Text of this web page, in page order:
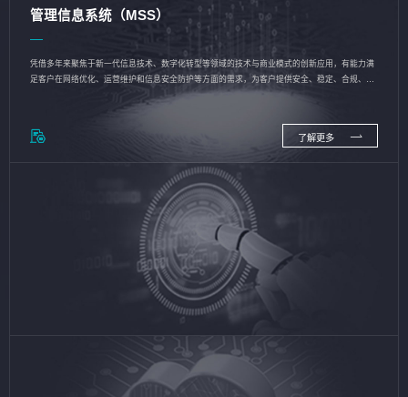
管理信息系统（MSS）
凭借多年来聚焦于新一代信息技术、数字化转型等领域的技术与商业模式的创新应用，有能力满
足客户在网络优化、运营维护和信息安全防护等方面的需求，为客户提供安全、稳定、合规、持
了解更多